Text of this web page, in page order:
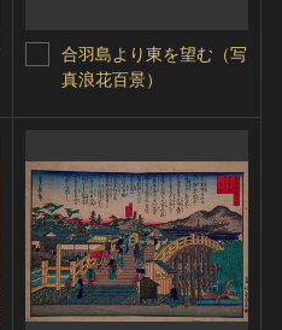
合羽島より東を望む（写
真浪花百景）